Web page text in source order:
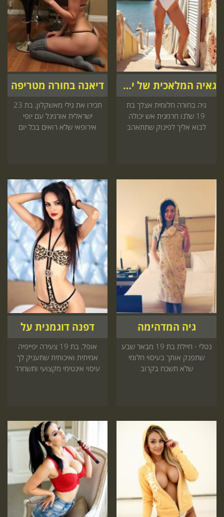
גאיה המלאכית של ישראל
גיה בחורה חלומית אצלך בת
19 שלנו חרמנית אש יכולה
לבוא אליך לפינוק שתתאהב
דיאנה בחורה מטריפה
תכירו את גילי מאשקלון, בת 23
ישראלית אורגינל עם יופי
אירופאי שלא רואים בכל יום
גיה המדהימה
נטלי - חיילת בת 19 מבאר שבע
שתפנק אותך בעיסוי חלומי
שלא תשכח בקרוב
דפנה דוגמנית על
אופל, בת 19 צעירה יפייפיה
אמיתית ואיכותית שתעניק לך
עיסוי אינטימי מקצועי ותשחרר